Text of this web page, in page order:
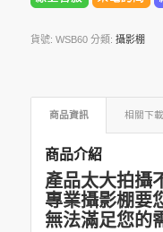
貨號: WSB60 分類: 攝影棚
商品資訊 相關下載
商品介紹
產品太大拍攝
專業攝影棚要
無法滿足您的